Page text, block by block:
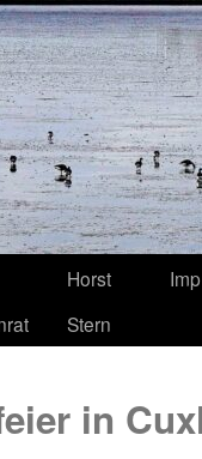
Horst
Stern
in